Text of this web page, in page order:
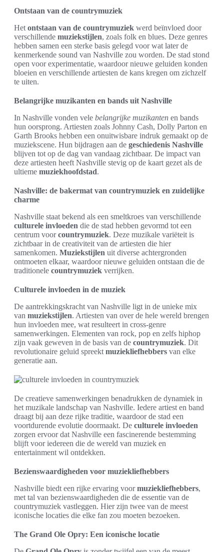
Ontstaan van de countrymuziek
Het ontstaan van de countrymuziek werd beïnvloed door
verschillende muziekstijlen, zoals folk en blues. Deze genres
hebben samen een sterke basis gelegd voor wat later de
kenmerkende sound van Nashville zou worden. De stad stond
open voor experimentatie, waardoor nieuwe geluiden konden
bloeien en verschillende artiesten de kans kregen om zichzelf
te uiten.
Belangrijke muzikanten en bands uit Nashville
In Nashville vonden vele belangrijke muzikanten en bands
hun oorsprong. Artiesten zoals Johnny Cash, Dolly Parton en
Garth Brooks hebben een onuitwisbare indruk gemaakt op de
muziekscene. Hun bijdragen aan de geschiedenis Nashville
blijven tot op de dag van vandaag zichtbaar. De impact van
deze artiesten heeft Nashville stevig op de kaart gezet als de
ultieme muziekhoofdstad.
Nashville: de bakermat van countrymuziek en zuidelijke
charme
Nashville staat bekend als een smeltkroes van verschillende
culturele invloeden die de stad hebben gevormd tot een
centrum voorcountrymuziek. Deze muzikale variëteit is
zichtbaar in de creativiteit van de artiesten die hier
samenkomen. Muziekstijlen uit diverse achtergronden
ontmoeten elkaar, waardoor nieuwe geluiden ontstaan die de
traditionele countrymuziek verrijken.
Culturele invloeden in de muziek
De aantrekkingskracht van Nashville ligt in de unieke mix
van muziekstijlen. Artiesten van over de hele wereld brengen
hun invloeden mee, wat resulteert in cross-genre
samenwerkingen. Elementen van rock, pop en zelfs hiphop
zijn vaak geweven in de basis van de countrymuziek. Dit
revolutionaire geluid spreekt muziekliefhebbers van elke
generatie aan.
De creatieve samenwerkingen benadrukken de dynamiek in
het muzikale landschap van Nashville. Iedere artiest en band
draagt bij aan deze rijke traditie, waardoor de stad een
voortdurende evolutie doormaakt. De culturele invloeden
zorgen ervoor dat Nashville een fascinerende bestemming
blijft voor iedereen die de wereld van muziek en
entertainment wil ontdekken.
Bezienswaardigheden voor muziekliefhebbers
Nashville biedt een rijke ervaring voormuziekliefhebbers,
met tal van bezienswaardigheden die de essentie van de
countrymuziek vastleggen. Hier zijn twee van de meest
iconische locaties die elke fan zou moeten bezoeken.
The Grand Ole Opry: Een iconische locatie